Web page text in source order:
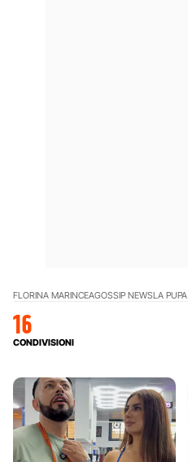
FLORINA MARINCEAGOSSIP NEWSLA
16
CONDIVISIONI